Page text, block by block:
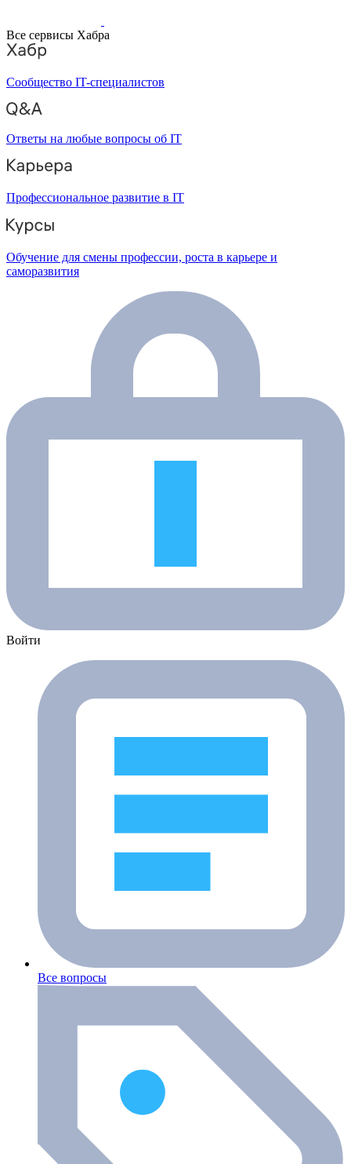
Все сервисы Хабра
Сообщество IT-специалистов
Ответы на любые вопросы об IT
Профессиональное развитие в IT
Обучение для смены профессии, роста в карьере и
саморазвития
Войти
Все вопросы